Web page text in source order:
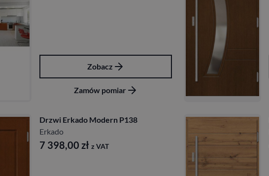
Zobacz
Zamów pomiar
Drzwi Erkado Modern P138
Erkado
7 398,00 zł z VAT